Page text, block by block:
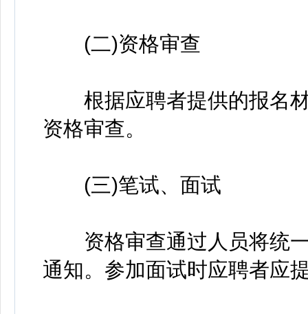
(二)资格审查
根据应聘者提供的报名材
资格审查。
(三)笔试、面试
资格审查通过人员将统一
通知。参加面试时应聘者应